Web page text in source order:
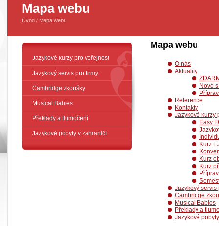
Mapa webu
Úvod / Mapa webu
Jazykové kurzy pro veřejnost
Jazykový servis pro firmy
Cambridge zkoušky
Musical Babies
Překlady a tlumočení
Jazykové pobyty v zahraničí
Mapa webu
O nás
Aktuality
Nové
Reference
Kontakty
Jazykové kurzy
Easy
Kurz
Kurz
Kurz
Jazykový servis
Cambridge
Musical Babies
Překlady a
Jazykové